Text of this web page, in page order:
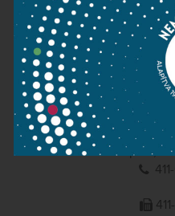
1095 Budapest,